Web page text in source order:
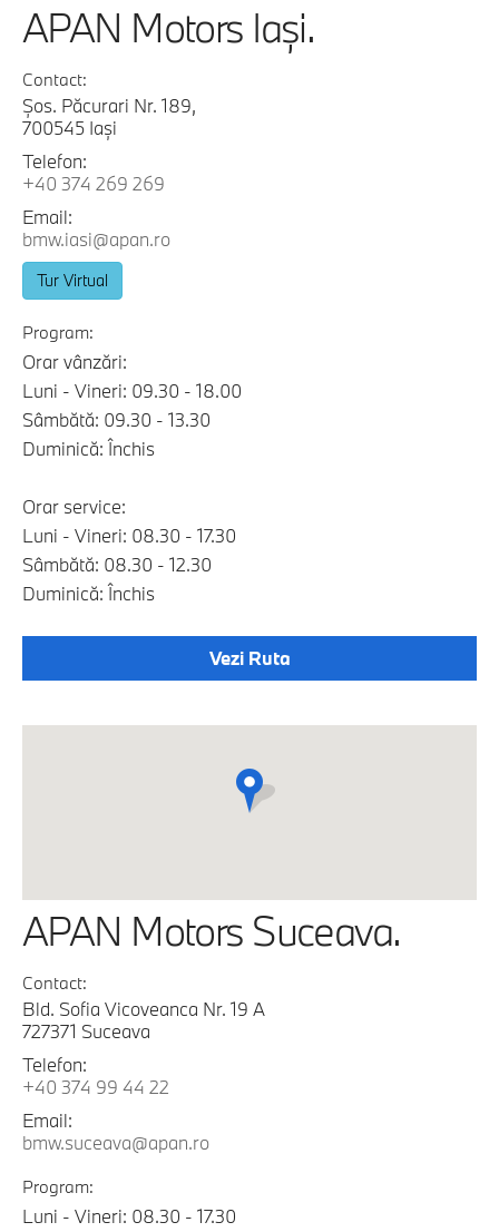
APAN Motors Iaşi.
Contact:
Şos. Păcurari Nr. 189,
700545 Iaşi
Telefon:
+40 374 269 269
Email:
bmw.iasi@apan.ro
Tur Virtual
Program:
Orar vânzări:
Luni - Vineri: 09.30 - 18.00
Sâmbătă: 09.30 - 13.30
Duminică: Închis
Orar service:
Luni - Vineri: 08.30 - 17.30
Sâmbătă: 08.30 - 12.30
Duminică: Închis
Vezi Ruta
APAN Motors Suceava.
Contact:
Bld. Sofia Vicoveanca Nr. 19 A
727371 Suceava
Telefon:
+40 374 99 44 22
Email:
bmw.suceava@apan.ro
Program:
Luni - Vineri: 08.30 - 17.30